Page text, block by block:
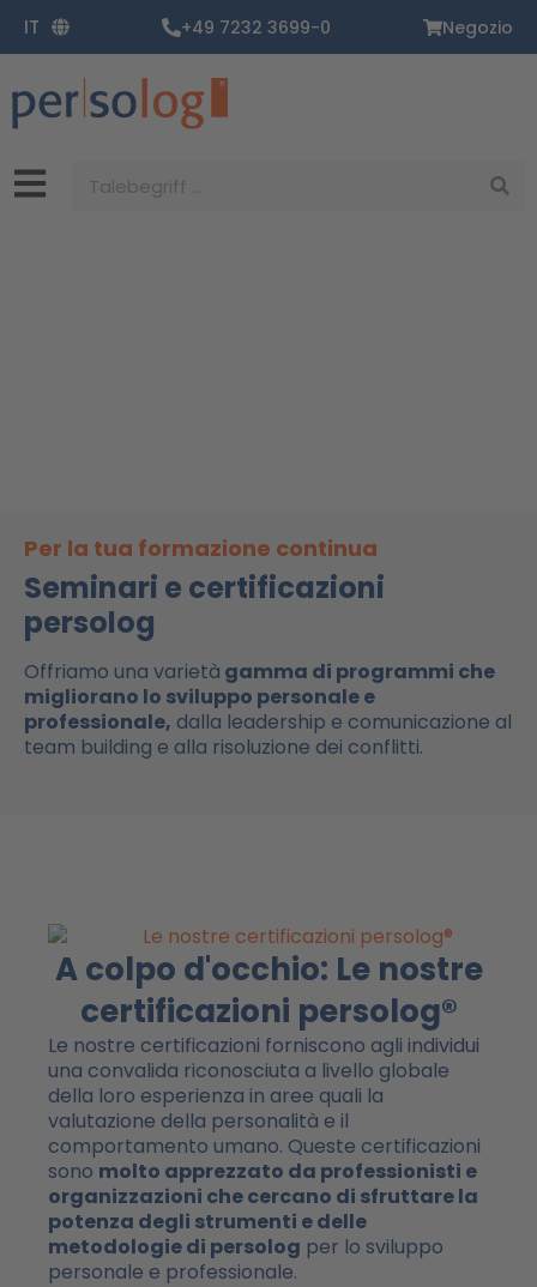
contenuto
IT +49 7232 3699-0 Negozio
Per la tua formazione continua
Seminari e certificazioni
persolog
Offriamo una varietà gamma di programmi che
migliorano lo sviluppo personale e
professionale, dalla leadership e comunicazione al
team building e alla risoluzione dei conflitti.
A colpo d'occhio: Le nostre
certificazioni persolog®
Le nostre certificazioni forniscono agli individui
una convalida riconosciuta a livello globale
della loro esperienza in aree quali la
valutazione della personalità e il
comportamento umano. Queste certificazioni
sono molto apprezzato da professionisti e
organizzazioni che cercano di sfruttare la
potenza degli strumenti e delle
metodologie di persolog per lo sviluppo
personale e professionale.